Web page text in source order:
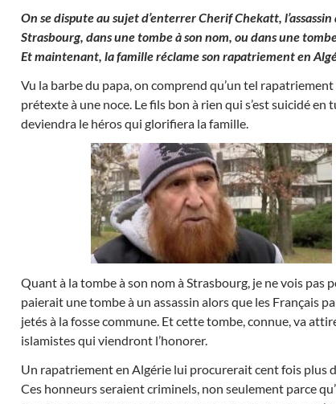
On se dispute au sujet d’enterrer Cherif Chekatt, l’assassin
Strasbourg, dans une tombe à son nom, ou dans une
Et maintenant, la famille réclame son rapatriement en
Vu la barbe du papa, on comprend qu’un tel rapatriement
prétexte à une noce. Le fils bon à rien qui s’est suicidé en
deviendra le héros qui glorifiera la famille.
Quant à la tombe à son nom à Strasbourg, je ne vois pas
paierait une tombe à un assassin alors que les Français
jetés à la fosse commune. Et cette tombe, connue, va
islamistes qui viendront l’honorer.
Un rapatriement en Algérie lui procurerait cent fois plus
Ces honneurs seraient criminels, non seulement parce